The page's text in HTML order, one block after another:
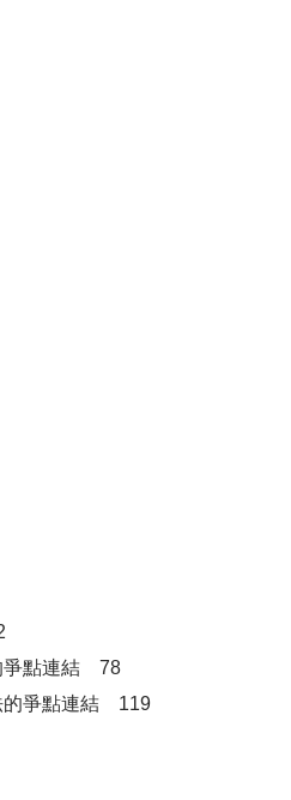
點連結 78
爭點連結 119